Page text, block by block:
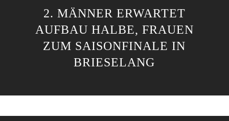
2. MÄNNER ERWARTET
AUFBAU HALBE, FRAUEN
ZUM SAISONFINALE IN
BRIESELANG